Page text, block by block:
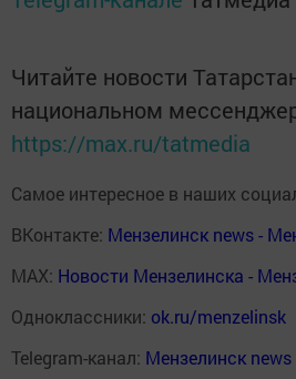
Читайте новости
национальном
https://max.ru/tatmedia
Самое интересное в наших
ВКонтакте: Мензелинск news -
MAX: Новости Мензелинска -
Одноклассники: ok.ru/menzelinsk
Telegram-канал: Мензелинск